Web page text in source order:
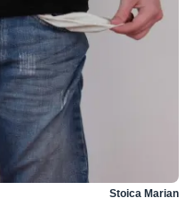
Stoica Marian